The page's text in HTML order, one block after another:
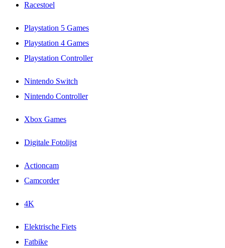
Racestoel
Playstation 5 Games
Playstation 4 Games
Playstation Controller
Nintendo Switch
Nintendo Controller
Xbox Games
Digitale Fotolijst
Actioncam
Camcorder
4K
Elektrische Fiets
Fatbike